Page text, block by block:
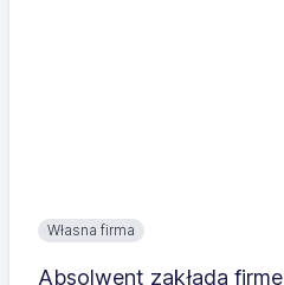
Własna firma
Absolwent zakłada firmę